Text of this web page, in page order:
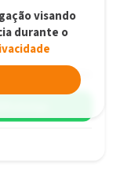
118.400 km
visando
durante o